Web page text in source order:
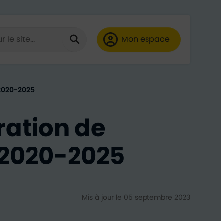
minimum 3 caractères)
Lancer la recherche
Mon espace
2025
de
2025
Mis à jour le 05 septembre 2023